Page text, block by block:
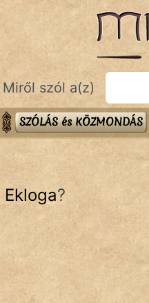
Miről szól a(z)
SZÓLÁS és KÖZMONDÁS
Ekloga?